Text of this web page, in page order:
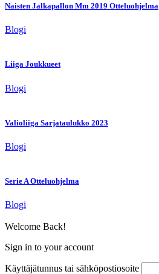
Naisten Jalkapallon Mm 2019 Otteluohjelma
Blogi
Liiga Joukkueet
Blogi
Valioliiga Sarjataulukko 2023
Blogi
Serie A Otteluohjelma
Blogi
Welcome Back!
Sign in to your account
Käyttäjätunnus tai sähköpostiosoite